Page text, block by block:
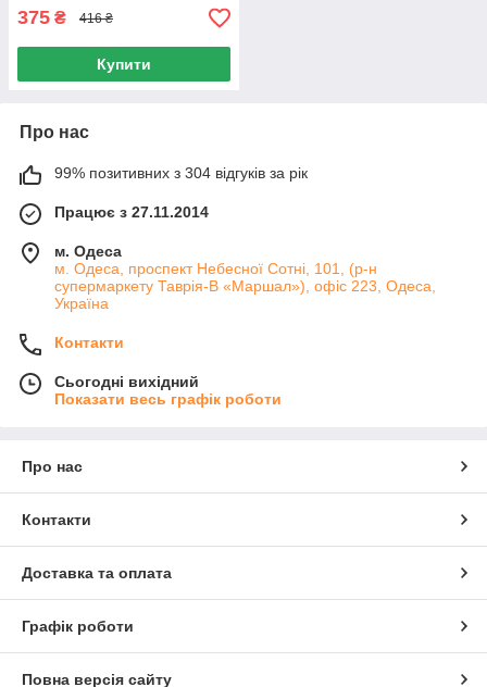
375 ₴ 416 ₴
Купити
Про нас
99% позитивних з 304 відгуків за рік
Працює з 27.11.2014
м. Одеса
м. Одеса, проспект Небесної Сотні, 101, (р-н
супермаркету Таврія-В «Маршал»), офіс 223, Одеса,
Україна
Контакти
Сьогодні вихідний
Показати весь графік роботи
Про нас
Контакти
Доставка та оплата
Графік роботи
Повна версія сайту